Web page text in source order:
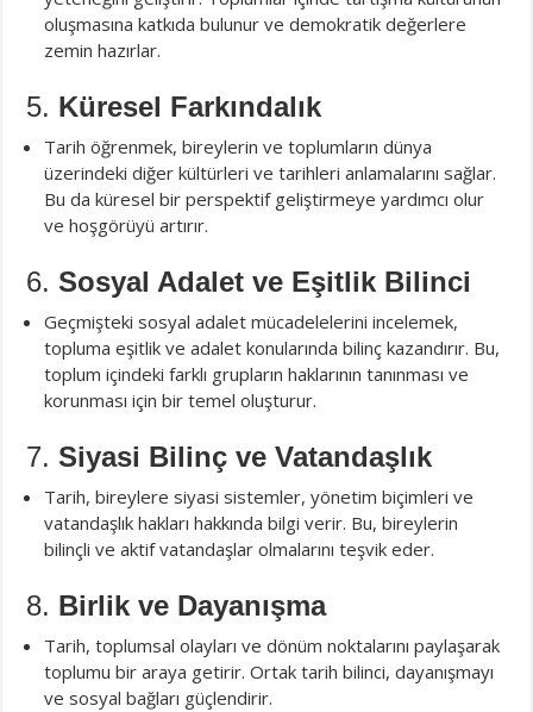
oluşmasına katkıda bulunur ve demokratik değerlere
zemin hazırlar.
5. Küresel Farkındalık
Tarih öğrenmek, bireylerin ve toplumların dünya
üzerindeki diğer kültürleri ve tarihleri anlamalarını sağlar.
Bu da küresel bir perspektif geliştirmeye yardımcı olur
ve hoşgörüyü artırır.
6.Sosyal Adalet ve Eşitlik Bilinci
Geçmişteki sosyal adalet mücadelelerini incelemek,
topluma eşitlik ve adalet konularında bilinç kazandırır. Bu,
toplum içindeki farklı grupların haklarının tanınması ve
korunması için bir temel oluşturur.
7.Siyasi Bilinç ve Vatandaşlık
Tarih, bireylere siyasi sistemler, yönetim biçimleri ve
vatandaşlık hakları hakkında bilgi verir. Bu, bireylerin
bilinçli ve aktif vatandaşlar olmalarını teşvik eder.
8. Birlik ve Dayanışma
Tarih, toplumsal olayları ve dönüm noktalarını paylaşarak
toplumu bir araya getirir. Ortak tarih bilinci, dayanışmayı
ve sosyal bağları güçlendirir.